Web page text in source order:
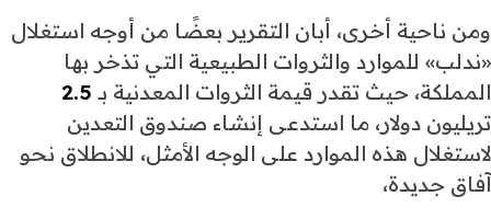
ومن ناحية أخرى، أبان التقرير بعضًا من أوجه استغلال
«ندلب» للموارد والثروات الطبيعية التي تذخر بها
المملكة، حيث تقدر قيمة الثروات المعدنية بـ2.5
تريليون دولار، ما استدعى إنشاء صندوق التعدين
لاستغلال هذه الموارد على الوجه الأمثل، للانطلاق نحو
آفاق جديدة،